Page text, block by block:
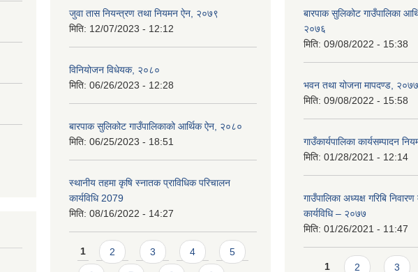
जुवा तास नियन्त्रण तथा नियमन ऐन, २०७९
मिति: 12/07/2023 - 12:12
विनियोजन विधेयक, २०८०
मिति: 06/26/2023 - 12:28
बारपाक सुलिकोट गाउँपालिकाको आर्थिक ऐन, २०८०
मिति: 06/25/2023 - 18:51
स्थानीय तहमा कृषि स्नातक प्राविधिक परिचालन
कार्यविधि 2079
मिति: 08/16/2022 - 14:27
Pages
1 2 3 4 5
बारपाक सुलिकोट गाउँपालिका
२०७६
मिति: 09/08/2022 - 15:38
भवन तथा योजना मापदण्ड, २०७७
मिति: 09/08/2022 - 15:58
गाउँकार्यपालिका कार्यसम्पादन
मिति: 01/28/2021 - 12:14
गाउँपालिका अध्यक्ष गरिबि
कार्यविधि – २०७७
मिति: 01/26/2021 - 11:47
Pages
1 2 3